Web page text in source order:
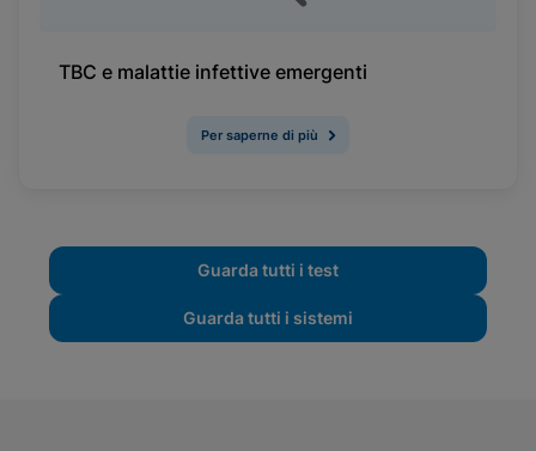
TBC e malattie infettive emergenti
Per saperne di più
Guarda tutti i test
Guarda tutti i sistemi